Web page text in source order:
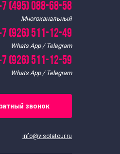
(495) 088-68-58
Многоканальный
(926) 511-12-49
Whats App / Telegram
(926) 511-12-59
Whats App / Telegram
звонок
info@visotatour.ru